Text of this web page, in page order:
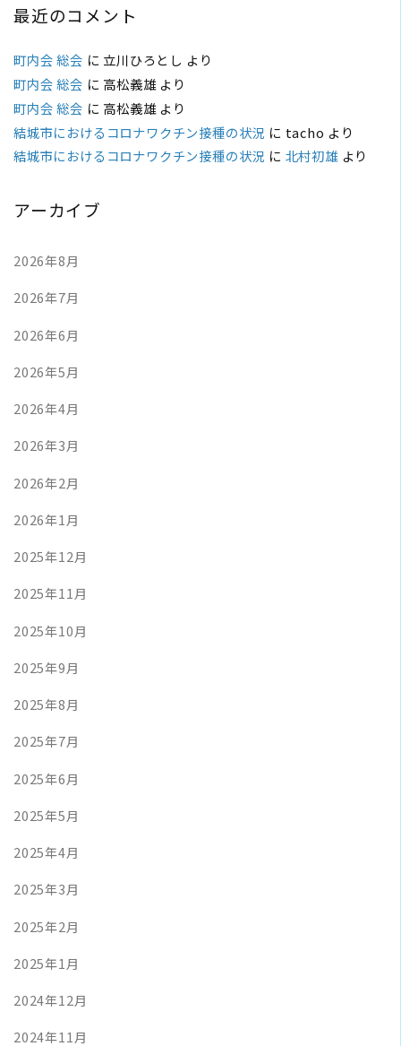
最近のコメント
町内会 総会 に 立川ひろとし より
町内会 総会 に 高松義雄より
町内会 総会 に 高松義雄より
結城市におけるコロナワクチン接種の状況 に tacho より
結城市におけるコロナワクチン接種の状況 に 北村初雄より
アーカイブ
2026年8月
2026年7月
2026年6月
2026年5月
2026年4月
2026年3月
2026年2月
2026年1月
2025年12月
2025年11月
2025年10月
2025年9月
2025年8月
2025年7月
2025年6月
2025年5月
2025年4月
2025年3月
2025年2月
2025年1月
2024年12月
2024年11月